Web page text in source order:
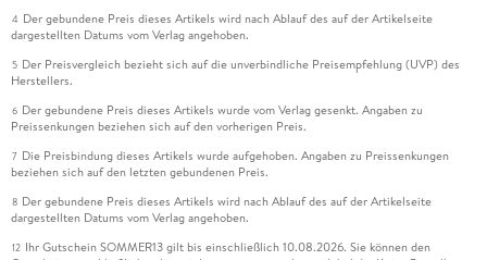
4 Der gebundene Preis dieses Artikels wird nach Ablauf des auf der Artikelseite
dargestellten Datums vom Verlag angehoben.
5 Der Preisvergleich bezieht sich auf die unverbindliche Preisempfehlung (UVP) des
Herstellers.
6 Der gebundene Preis dieses Artikels wurde vom Verlag gesenkt. Angaben zu
Preissenkungen beziehen sich auf den vorherigen Preis.
7 Die Preisbindung dieses Artikels wurde aufgehoben. Angaben zu Preissenkungen
beziehen sich auf den letzten gebundenen Preis.
8 Der gebundene Preis dieses Artikels wird nach Ablauf des auf der Artikelseite
dargestellten Datums vom Verlag angehoben.
12 Ihr Gutschein SOMMER13 gilt bis einschließlich 10.08.2026. Sie können den